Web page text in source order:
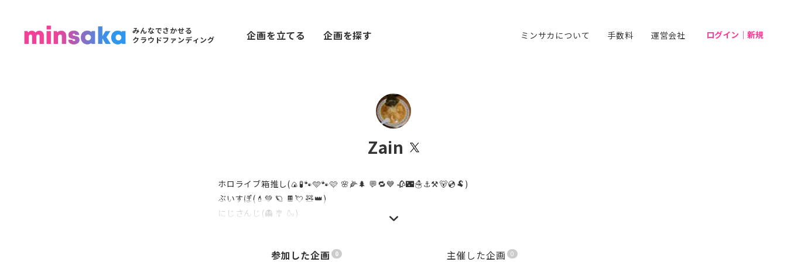
みんなでさかせる
クラウドファンディング
企画を立てる 企画を探す ミンサカについて 手数料 運営会社 ログイン｜新規
Zain
ホロライブ箱推し(🍙🧪🐾🩵🐾🩷 🌸🌽🌲 💬🔁💙 🥀🌃☃️⚓️⚒️🐻💿️🐏)
ぶいすぽ(💄💚 🪐 🍫💘 🧸👑)
にじさんじ(👻 🎐 🍶)
参加した企画 0 主催した企画 0